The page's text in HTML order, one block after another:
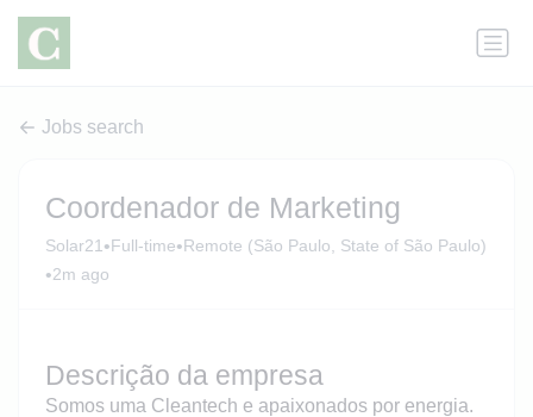
Jobs search
Coordenador de Marketing
Solar21•Full-time•Remote (São Paulo, State of São Paulo)
•2m ago
Descrição da empresa
Somos uma Cleantech e apaixonados por energia.